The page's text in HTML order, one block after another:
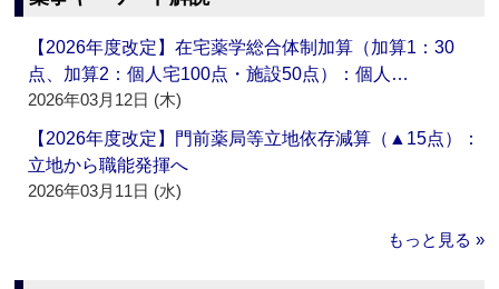
【2026年度改定】在宅薬学総合体制加算（加算1：30
点、加算2：個人宅100点・施設50点）：個人…
2026年03月12日 (木)
【2026年度改定】門前薬局等立地依存減算（▲15点）：
立地から職能発揮へ
2026年03月11日 (水)
もっと見る »